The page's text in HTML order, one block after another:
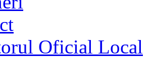
Oficial Local